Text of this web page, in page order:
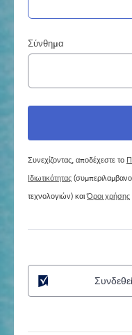
Σύνθημα
Συνεχίζοντας, αποδέχεστε το
Ιδιωτικότητας
τεχνολογιών) καιΌροι χρήσης